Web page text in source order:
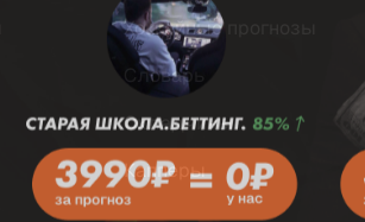
Хоккейные прогнозы
Словарь
Складчины
Капперы